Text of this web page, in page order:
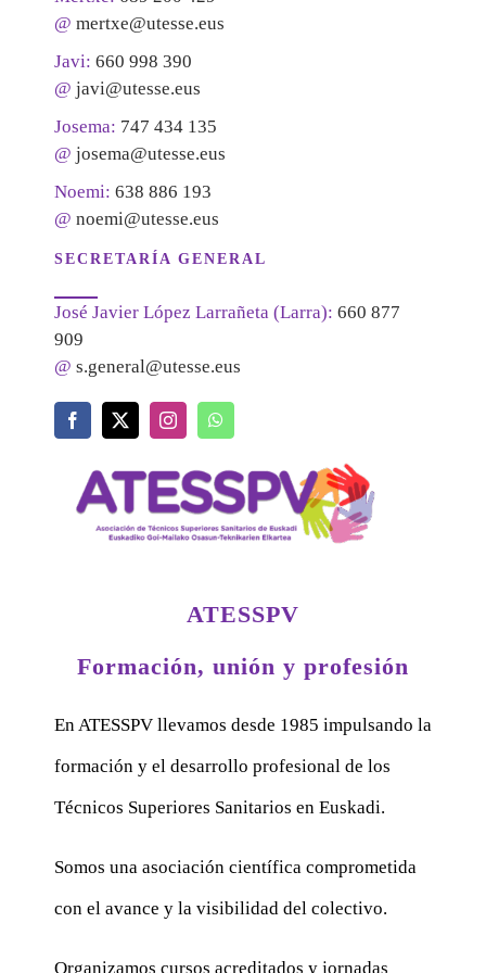
@ mertxe@utesse.eus
Javi: 660 998 390
@ javi@utesse.eus
Josema: 747 434 135
@ josema@utesse.eus
Noemi: 638 886 193
@ noemi@utesse.eus
SECRETARÍA GENERAL
José Javier López Larrañeta (Larra): 660 877
909
@ s.general@utesse.eus
ATESSPV
Formación, unión y profesión
En ATESSPV llevamos desde 1985 impulsando la
formación y el desarrollo profesional de los
Técnicos Superiores Sanitarios en Euskadi.
Somos una asociación científica comprometida
con el avance y la visibilidad del colectivo.
Organizamos cursos acreditados y jornadas